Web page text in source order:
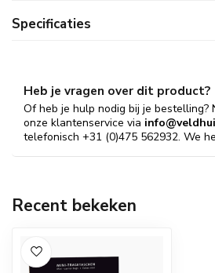
Specificaties
Heb je vragen over dit product?
Of heb je hulp nodig bij je bestelling?
onze klantenservice via
telefonisch +31 (0)475 562932. We
Recent bekeken